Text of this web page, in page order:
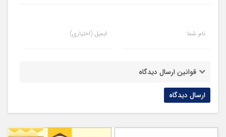
نام شما ایمیل (اختیاری)
قوانین ارسال دیدگاه